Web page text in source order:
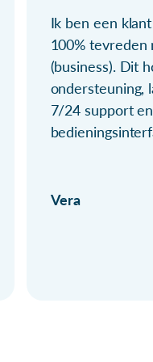
Ik ben een
100%
(business). Dit
ondersteuning,
7/24 support
Vera